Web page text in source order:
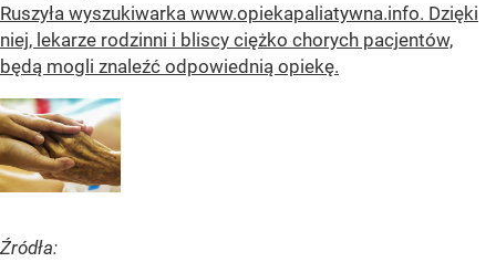
Ruszyła wyszukiwarka www.opiekapaliatywna.info. Dzięki
niej, lekarze rodzinni i bliscy ciężko chorych pacjentów,
będą mogli znaleźć odpowiednią opiekę.
Źródła: